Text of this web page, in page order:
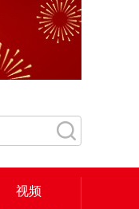
视频